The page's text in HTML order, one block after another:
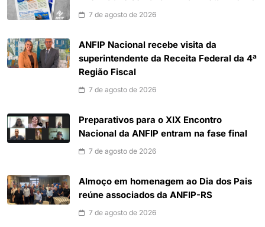
7 de agosto de 2026
ANFIP Nacional recebe visita da
superintendente da Receita Federal da 4ª
Região Fiscal
7 de agosto de 2026
Preparativos para o XIX Encontro
Nacional da ANFIP entram na fase final
7 de agosto de 2026
Almoço em homenagem ao Dia dos Pais
reúne associados da ANFIP-RS
7 de agosto de 2026